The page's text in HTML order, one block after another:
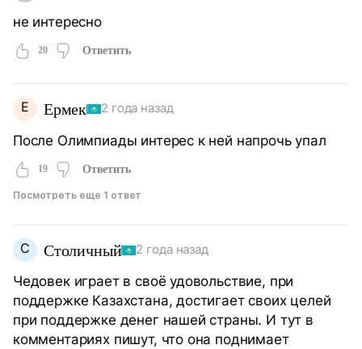
не интересно
20 Ответить
Е Ермек 2 года назад
После Олимпиады интерес к ней напрочь упал
19 Ответить
Посмотреть еще 1 ответ
С Столичный 2 года назад
Чедовек играет в своё удовольствие, при
поддержке Казахстана, достигает своих целей
при поддержке денег нашей страны. И тут в
комментариях пишут, что она поднимает